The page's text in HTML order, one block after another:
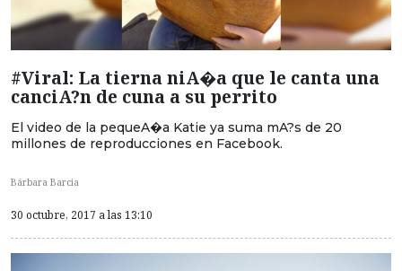
#Viral: La tierna niA�a que le canta una
canciA?n de cuna a su perrito
El video de la pequeA�a Katie ya suma mA?s de 20
millones de reproducciones en Facebook.
Bárbara Barcia
30 octubre, 2017 a las 13:10